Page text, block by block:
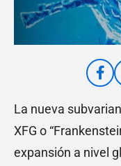
La nueva
XFG o
expansión a nivel